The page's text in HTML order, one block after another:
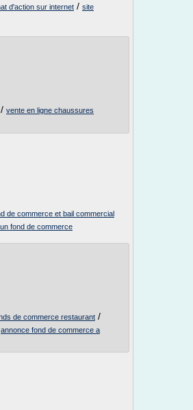
d'action sur internet / site
/ vente en ligne chaussures
de commerce et bail commercial
fond de commerce
de commerce restaurant /
annonce fond de commerce a